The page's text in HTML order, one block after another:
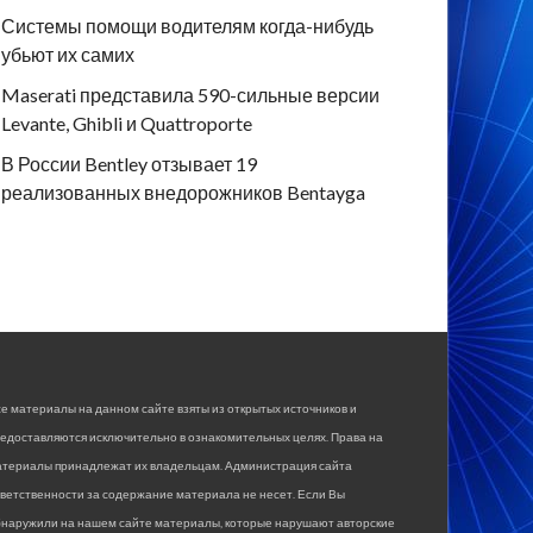
Системы помощи водителям когда-нибудь
убьют их самих
Maserati представила 590-сильные версии
Levante, Ghibli и Quattroporte
В России Bentley отзывает 19
реализованных внедорожников Bentayga
материалы на данном сайте взяты из открытых источников и
исключительно в ознакомительных целях. Права на
принадлежат их владельцам. Администрация сайта
за содержание материала не несет. Если Вы
на нашем сайте материалы, которые нарушают авторские